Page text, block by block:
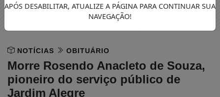
NOTÍCIAS OBITUÁRIO
Morre Rosendo Anacleto de Souza,
pioneiro do serviço público de
Jardim Alegre
APÓS DESABILITAR, ATUALIZE A PÁGINA PARA CONTINUAR SUA
NAVEGAÇÃO!